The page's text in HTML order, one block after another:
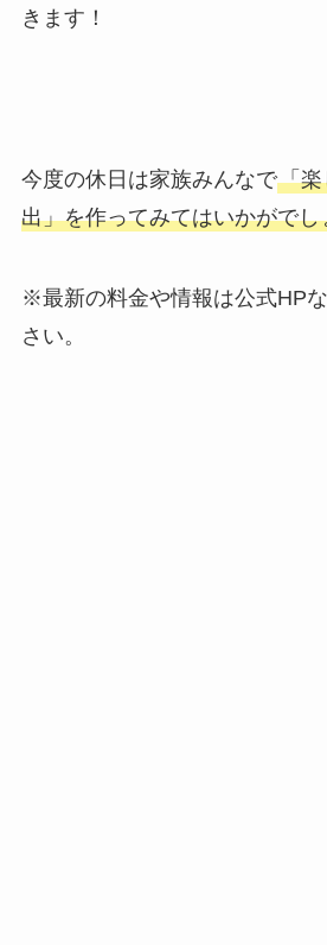
きます！
今度の休日は家族みんなで「楽
出」を作ってみてはいかがでし
※最新の料金や情報は公式HP
さい。